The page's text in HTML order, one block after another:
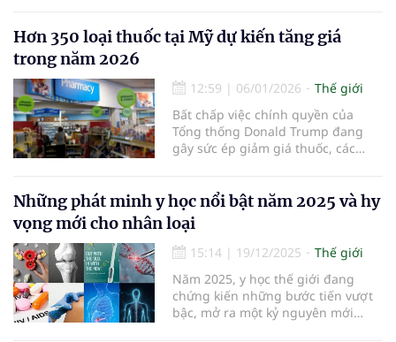
Hơn 350 loại thuốc tại Mỹ dự kiến tăng giá
trong năm 2026
12:59 | 06/01/2026
Thế giới
Bất chấp việc chính quyền của
Tổng thống Donald Trump đang
gây sức ép giảm giá thuốc, các
thuốc tây tại thị trường Mỹ.
Những phát minh y học nổi bật năm 2025 và hy
vọng mới cho nhân loại
15:14 | 19/12/2025
Thế giới
Năm 2025, y học thế giới đang
chứng kiến những bước tiến vượt
bậc, mở ra một kỷ nguyên mới